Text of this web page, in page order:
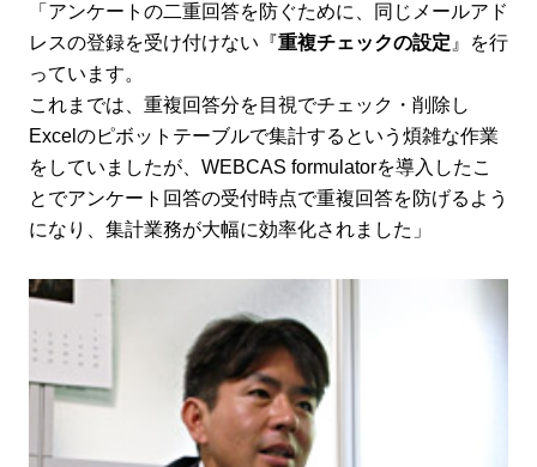
「アンケートの二重回答を防ぐために、同じメールアド
レスの登録を受け付けない『重複チェックの設定 』を行
っています。
これまでは、重複回答分を目視でチェック・削除し
Excelのピボットテーブルで集計するという煩雑な作業
をしていましたが、WEBCAS formulatorを導入したこ
とでアンケート回答の受付時点で重複回答を防げるよう
になり、集計業務が大幅に効率化されました」